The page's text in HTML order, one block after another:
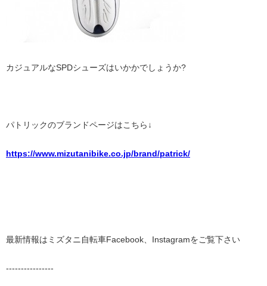
カジュアルなSPDシューズはいかかでしょうか?
パトリックのブランドページはこちら↓
https://www.mizutanibike.co.jp/brand/patrick/
最新情報はミズタニ自転車Facebook、Instagramをご覧下さい
----------------